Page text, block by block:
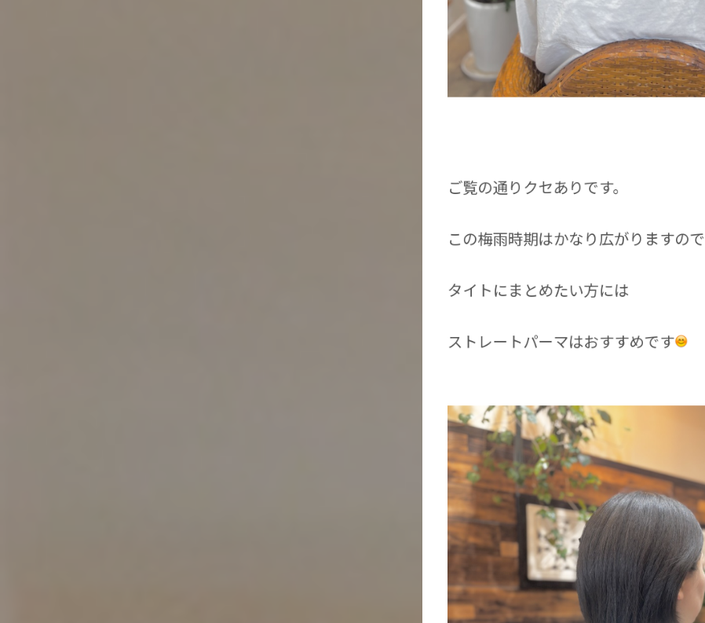
ご覧の通りクセありです。
この梅雨時期はかなり広がりますので
タイトにまとめたい方には
ストレートパーマはおすすめです